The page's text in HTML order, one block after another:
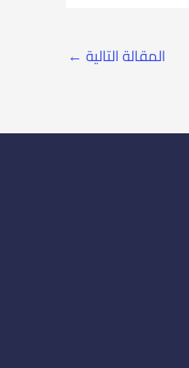
المقالة التالية ←